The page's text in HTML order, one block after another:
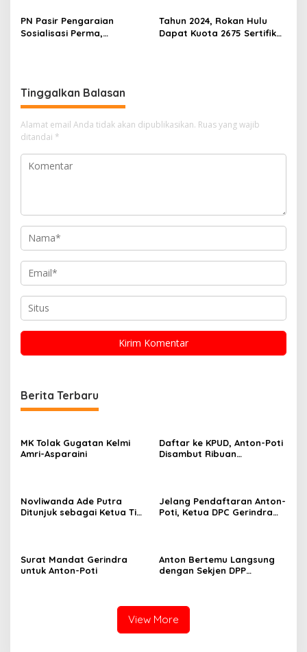
Lintas di SMAN 1 Rambah
1446 H di Pusat Keramaian
PN Pasir Pengaraian
Sosialisasi Perma,
Tahun 2024, Rokan Hulu
Dapat Kuota 2675 Sertifikat
Tinggalkan Balasan
Alamat email Anda tidak akan dipublikasikan. Ruas yang wajib
ditandai *
Berita Terbaru
MK Tolak Gugatan Kelmi
Amri-Asparaini
Daftar ke KPUD, Anton-Poti
Disambut Ribuan
Novliwanda Ade Putra
Ditunjuk sebagai Ketua Tim
Jelang Pendaftaran Anton-
Poti, Ketua DPC Gerindra
Surat Mandat Gerindra
untuk Anton-Poti
Anton Bertemu Langsung
dengan Sekjen DPP
View More